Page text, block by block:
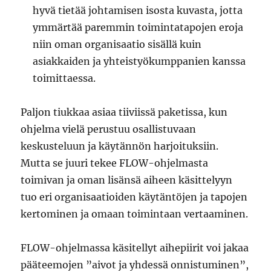
hyvä tietää johtamisen isosta kuvasta, jotta
ymmärtää paremmin toimintatapojen eroja
niin oman organisaatio sisällä kuin
asiakkaiden ja yhteistyökumppanien kanssa
toimittaessa.
Paljon tiukkaa asiaa tiiviissä paketissa, kun
ohjelma vielä perustuu osallistuvaan
keskusteluun ja käytännön harjoituksiin.
Mutta se juuri tekee FLOW-ohjelmasta
toimivan ja oman lisänsä aiheen käsittelyyn
tuo eri organisaatioiden käytäntöjen ja tapojen
kertominen ja omaan toimintaan vertaaminen.
FLOW-ohjelmassa käsitellyt aihepiirit voi jakaa
pääteemojen ”aivot ja yhdessä onnistuminen”,